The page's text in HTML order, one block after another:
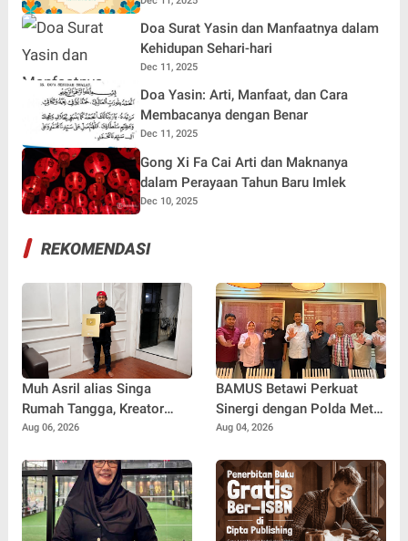
Doa Surat Yasin dan Manfaatnya dalam
Kehidupan Sehari-hari
Dec 11, 2025
Doa Yasin: Arti, Manfaat, dan Cara
Membacanya dengan Benar
Dec 11, 2025
Gong Xi Fa Cai Arti dan Maknanya
dalam Perayaan Tahun Baru Imlek
Dec 10, 2025
REKOMENDASI
Muh Asril alias Singa
Rumah Tangga, Kreator
Kocak yang Jago Bikin
Hiburan
Aug 06, 2026
BAMUS Betawi Perkuat
Sinergi dengan Polda Metro
Jaya, Tegaskan Komitmen
Damai, dan Kondusif Jelang
HUT ke-81 Republik
Indonesia
Aug 04, 2026